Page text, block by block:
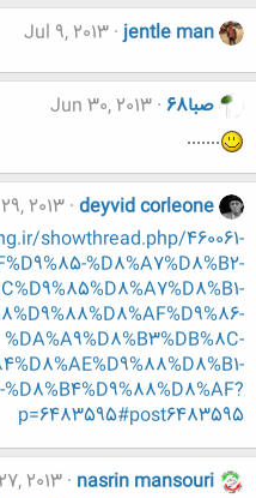
jentle man
Jul 9, 2013
صبا68
Jun 30, 2013
.......
deyvid corleone
2013
showthread.php/460061-
%D8%A7%D8%B2-
%DA%A9%D8%B3%DB%8C-
p=6483595#post6483595
nasrin mansouri
2013